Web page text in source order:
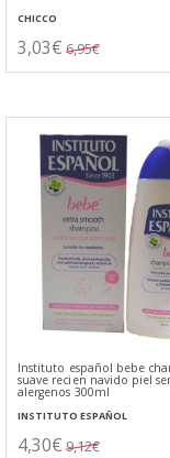
CHICCO
3,03€ 6,95€
Instituto español bebe
suave recien navido piel
alergenos 300ml
INSTITUTO ESPAÑOL
4,30€ 9,12€